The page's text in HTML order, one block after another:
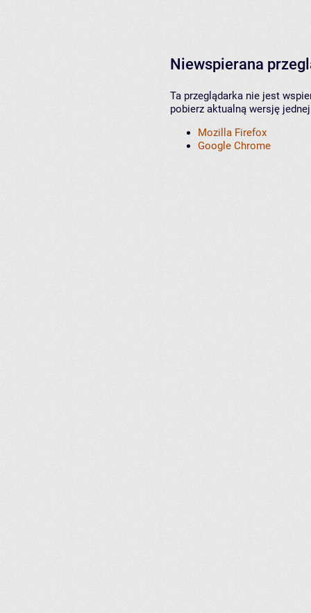
Niewspierana
Ta przeglądarka nie jest
pobierz aktualną wersję
Mozilla Firefox
Google Chrome